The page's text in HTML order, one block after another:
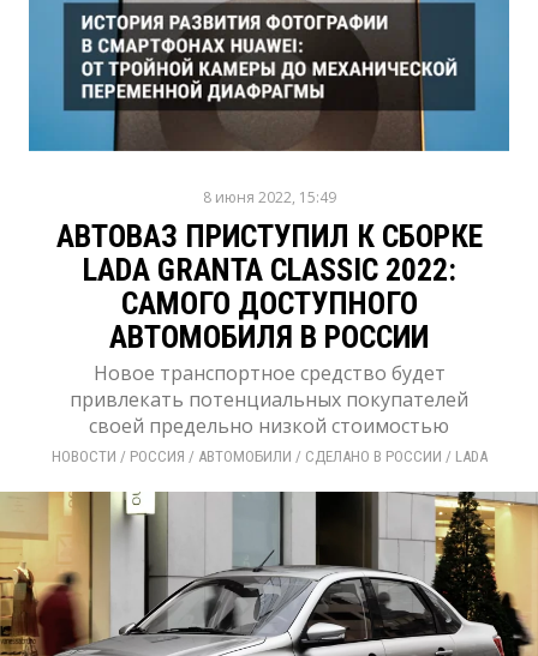
8 июня 2022, 15:49
АВТОВАЗ ПРИСТУПИЛ К СБОРКЕ
LADA GRANTA CLASSIC 2022:
САМОГО ДОСТУПНОГО
АВТОМОБИЛЯ В РОССИИ
Новое транспортное средство будет
привлекать потенциальных покупателей
своей предельно низкой стоимостью
НОВОСТИ / РОССИЯ / АВТОМОБИЛИ / СДЕЛАНО В РОССИИ / LADA